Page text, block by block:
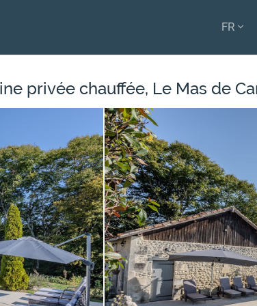
FR
privée chauffée, Le Mas de